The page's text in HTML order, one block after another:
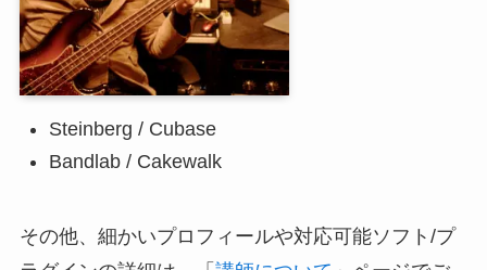
Steinberg / Cubase
Bandlab / Cakewalk
その他、細かいプロフィールや対応可能ソフト/プ